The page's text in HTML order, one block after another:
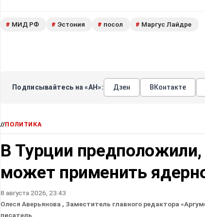
# МИД РФ # Эстония # посол # Маргус Лайдре
Подписывайтесь на «АН»: Дзен ВКонтакте
//ПОЛИТИКА
В Турции предположили,
может применить
8 августа 2026, 23:43
Олеся Аверьянова , Заместитель главного редактора
писатель.